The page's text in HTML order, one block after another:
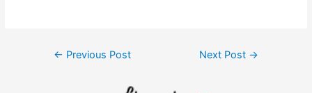
Post
← Previous Post Next Post →